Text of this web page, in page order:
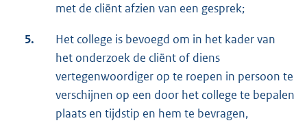
met de cliënt afzien van een gesprek;
5.
Het college is bevoegd om in het kader van
het onderzoek de cliënt of diens
vertegenwoordiger op te roepen in persoon te
verschijnen op een door het college te bepalen
plaats en tijdstip en hem te bevragen,